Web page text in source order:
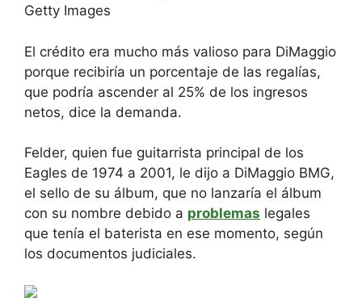
Getty Images
El crédito era mucho más valioso para DiMaggio
porque recibiría un porcentaje de las regalías,
que podría ascender al 25% de los ingresos
netos, dice la demanda.
Felder, quien fue guitarrista principal de los
Eagles de 1974 a 2001, le dijo a DiMaggio BMG,
el sello de su álbum, que no lanzaría el álbum
con su nombre debido a problemas legales
que tenía el baterista en ese momento, según
los documentos judiciales.